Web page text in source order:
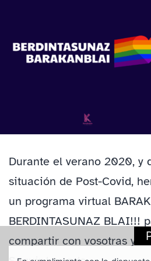
Durante el verano 2020, y
situación de Post-Covid,
un programa virtual
BERDINTASUNAZ BLAI!!!
compartir con vosotras y